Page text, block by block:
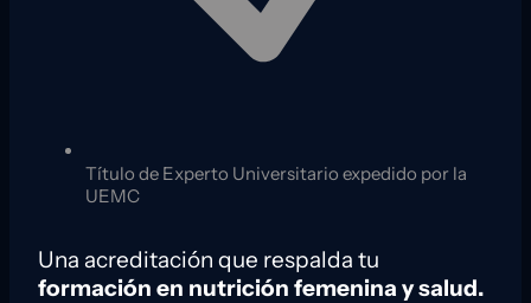
Título de Experto Universitario expedido por la
UEMC
Una acreditación que respalda tu
formación en nutrición femenina y salud.